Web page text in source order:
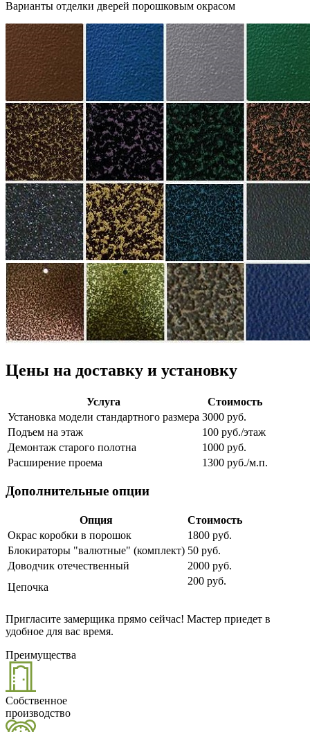
Варианты отделки дверей порошковым окрасом
Цены на доставку и установку
Услуга
Стоимость
Установка модели стандартного размера 3000 руб.
Подъем на этаж
100 руб./этаж
Демонтаж старого полотна
1000 руб.
Расширение проема
1300 руб./м.п.
Дополнительные опции
Опция
Стоимость
Окрас коробки в порошок
1800 руб.
Блокираторы "валютные" (комплект) 50 руб.
Доводчик отечественный
2000 руб.
Цепочка
200 руб.
Пригласите замерщика прямо сейчас! Мастер приедет в
удобное для вас время.
Преимущества
Собственное
производство